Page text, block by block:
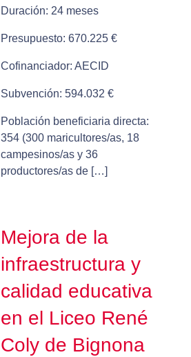
Duración: 24 meses
Presupuesto: 670.225 €
Cofinanciador: AECID
Subvención: 594.032 €
Población beneficiaria directa:
354 (300 maricultores/as, 18
campesinos/as y 36
productores/as de […]
Mejora de la
infraestructura y
calidad educativa
en el Liceo René
Coly de Bignona